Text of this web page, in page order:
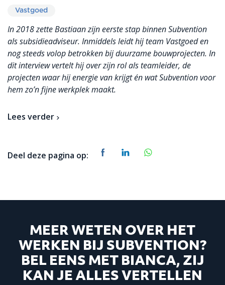
Vastgoed
In 2018 zette Bastiaan zijn eerste stap binnen Subvention
als subsidieadviseur. Inmiddels leidt hij team Vastgoed en
nog steeds volop betrokken bij duurzame bouwprojecten. In
dit interview vertelt hij over zijn rol als teamleider, de
projecten waar hij energie van krijgt én wat Subvention voor
hem zo’n fijne werkplek maakt.
Lees verder
Deel deze pagina op:
MEER WETEN OVER HET
WERKEN BIJ SUBVENTION?
BEL EENS MET BIANCA, ZIJ
KAN JE ALLES VERTELLEN